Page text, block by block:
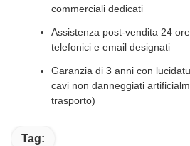
commerciali dedicati
Assistenza post-vendita 24
telefonici e email designati
Garanzia di 3 anni con
cavi non danneggiati
trasporto)
Tag: